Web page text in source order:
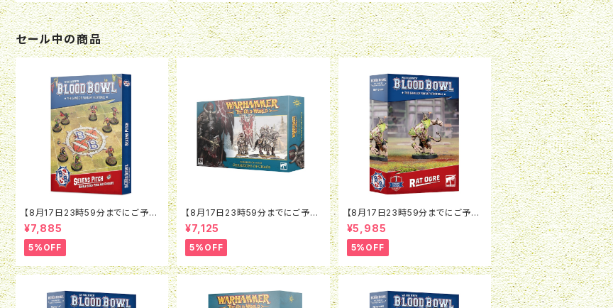
セール中の商品
【8月17日23時59分までにご予約
で5％OFF】ブラッドボウル：セヴン
ズピッチ（2026）
¥7,885
5%OFF
【8月17日23時59分までにご予約
で5％OFF】オールドワールド：ウォ
リアー・オヴ・ケイオス：チャンピオ
ン・オヴ・ケイオス
¥7,125
5%OFF
【8月17日23時59分までにご予約
で5％OFF】ブラッドボウル：ラット
オウガ
¥5,985
5%OFF